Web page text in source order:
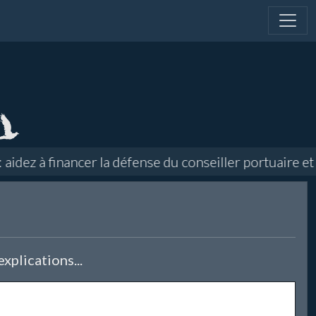
à financer la défense du conseiller portuaire et